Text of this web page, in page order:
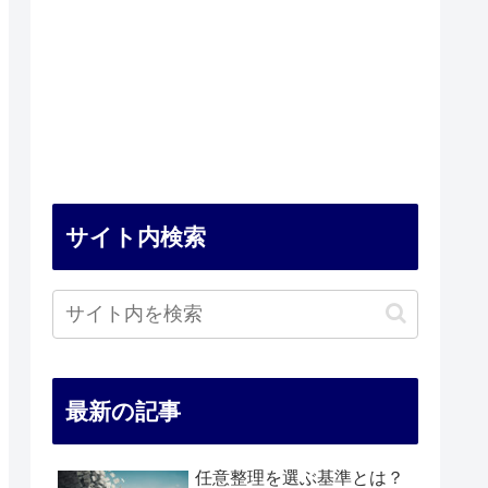
サイト内検索
最新の記事
任意整理を選ぶ基準とは？